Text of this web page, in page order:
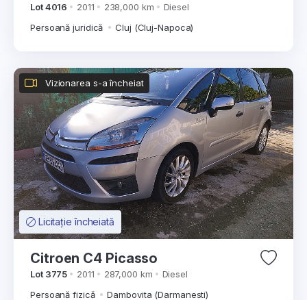
Lot 4016 2011 238,000 km
Diesel
Persoană juridică
Cluj (Cluj-Napoca)
Licitație încheiată
Vizionarea s-a încheiat
Citroen C4 Picasso
Lot 3775 2011 287,000 km
Diesel
Persoană fizică
Dambovita (Darmanesti)